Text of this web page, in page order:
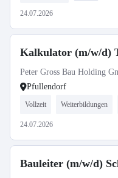
24.07.2026
Kalkulator (m/w/d)
Peter Gross Bau Holding
Pfullendorf
Vollzeit Weiterbildungen
24.07.2026
Bauleiter (m/w/d)